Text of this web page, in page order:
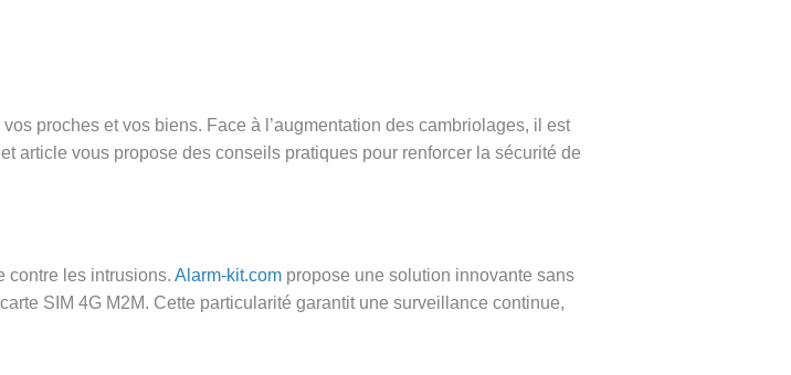
proches et vos biens. Face à l’augmentation des cambriolages, il est
article vous propose des conseils pratiques pour renforcer la sécurité de
contre les intrusions. Alarm-kit.compropose une solution innovante sans
SIM 4G M2M. Cette particularité garantit une surveillance continue,